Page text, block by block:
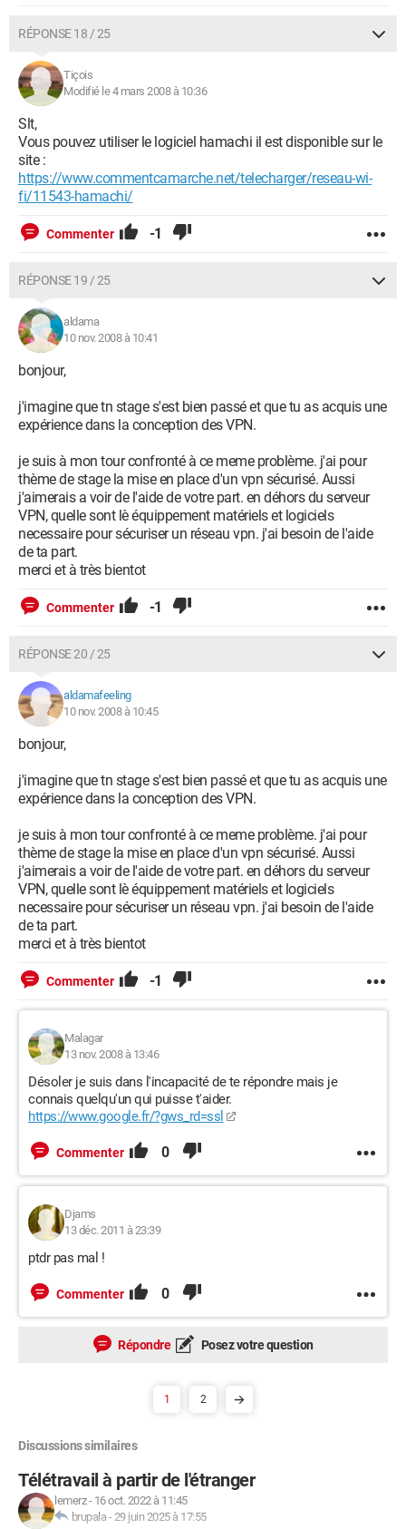
RÉPONSE 18 / 25
Tiçois
Modifié le 4 mars 2008 à 10:36
Slt,
Vous pouvez utiliser le logiciel hamachi il est disponible sur le
site :
https://www.commentcamarche.net/telecharger/reseau-wi-
fi/11543-hamachi/
Commenter -1
RÉPONSE 19 / 25
aldama
10 nov. 2008 à 10:41
bonjour,
j'imagine que tn stage s'est bien passé et que tu as acquis une
expérience dans la conception des VPN.
je suis à mon tour confronté à ce meme problème. j'ai pour
thème de stage la mise en place d'un vpn sécurisé. Aussi
j'aimerais a voir de l'aide de votre part. en déhors du serveur
VPN, quelle sont lè équippement matériels et logiciels
necessaire pour sécuriser un réseau vpn. j'ai besoin de l'aide
de ta part.
merci et à très bientot
Commenter -1
RÉPONSE 20 / 25
aldamafeeling
10 nov. 2008 à 10:45
bonjour,
j'imagine que tn stage s'est bien passé et que tu as acquis une
expérience dans la conception des VPN.
je suis à mon tour confronté à ce meme problème. j'ai pour
thème de stage la mise en place d'un vpn sécurisé. Aussi
j'aimerais a voir de l'aide de votre part. en déhors du serveur
VPN, quelle sont lè équippement matériels et logiciels
necessaire pour sécuriser un réseau vpn. j'ai besoin de l'aide
de ta part.
merci et à très bientot
Commenter -1
Malagar
13 nov. 2008 à 13:46
Désoler je suis dans l'incapacité de te répondre mais je
connais quelqu'un qui puisse t'aider.
https://www.google.fr/?gws_rd=ssl
Commenter 0
Djams
13 déc. 2011 à 23:39
ptdr pas mal !
Commenter 0
Répondre Posez votre question
1 2
Discussions similaires
Télétravail à partir de l'étranger
lemerz- 16 oct. 2022 à 11:45
brupala -29 juin 2025 à 17:55